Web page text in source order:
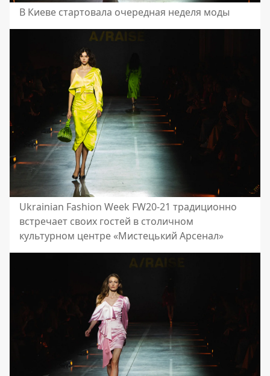
В Киеве стартовала очередная неделя моды
Ukrainian Fashion Week FW20-21 традиционно
встречает своих гостей в столичном
культурном центре «Мистецький Арсенал»